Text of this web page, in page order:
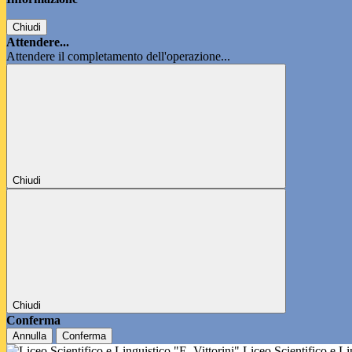
Chiudi
Attendere...
Attendere il completamento dell'operazione...
Chiudi
Chiudi
Conferma
Annulla Conferma